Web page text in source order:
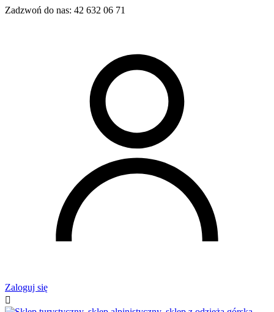
Zadzwoń do nas: 42 632 06 71
Zaloguj się
